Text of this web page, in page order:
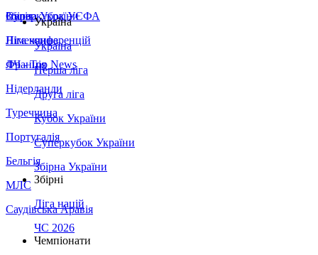
Збірна України
Італія
Німеччина
Франція
Нідерланди
Туреччина
Португалія
Бельгія
МЛС
Саудівська Аравія
Суперкубок УЄФА
Ліга конференцій
ЛЧ - Top News
Україна
Україна
Перша ліга
Друга ліга
Кубок України
Суперкубок України
Збірна України
Збірні
Ліга націй
ЧС 2026
Чемпіонати